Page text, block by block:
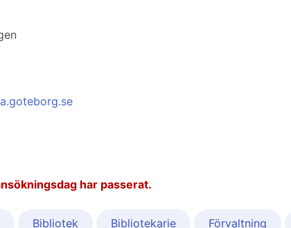
har passerat.
Bibliotek Bibliotekarie Förvaltning